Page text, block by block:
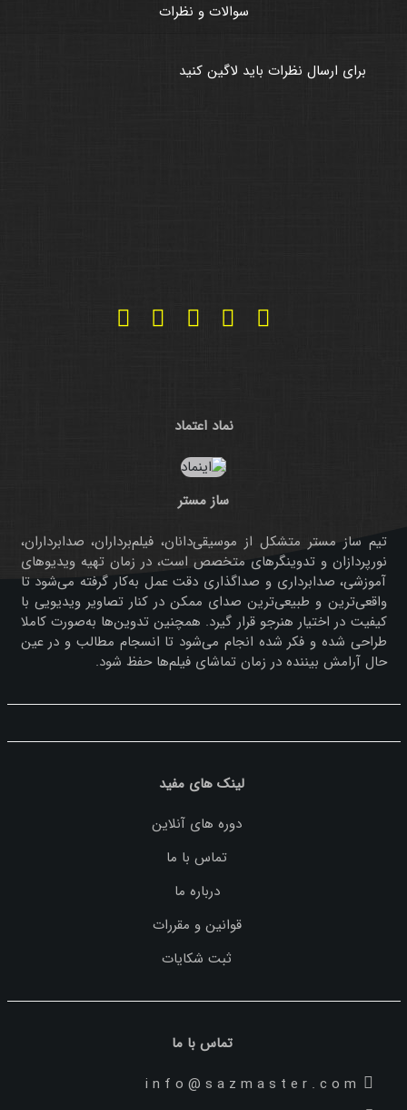
سوالات و نظرات
برای ارسال نظرات باید لاگین کنید
نماد اعتماد
ساز مستر
تیم ساز مستر متشکل از موسیقی‌دانان، فیلم‌برداران، صدابرداران،
نورپردازان و تدوینگرهای متخصص است، در زمان تهیه ویدیوهای
آموزشی، صدابرداری و صداگذاری دقت عمل به‌کار گرفته می‌شود تا
واقعی‌ترین و طبیعی‌ترین صدای ممکن در کنار تصاویر ویدیویی با
کیفیت در اختیار هنرجو قرار گیرد. همچنین تدوین‌ها به‌صورت کاملا
طراحی شده و فکر شده انجام می‌شود تا انسجام مطالب و در عین
حال آرامش بیننده در زمان تماشای فیلم‌ها حفظ شود.
لینک های مفید
دوره های آنلاین
تماس با ما
درباره ما
قوانین و مقررات
ثبت شکایات
تماس با ما
i n f o @ s a z m a s t e r . c o m